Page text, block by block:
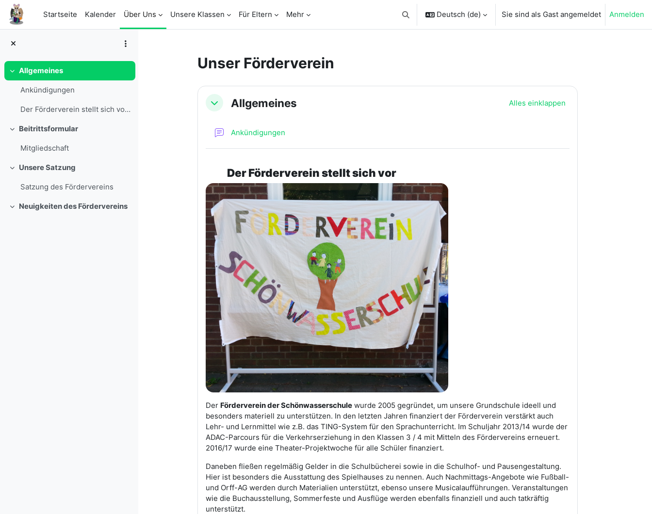
Zum Hauptinhalt
Startseite
Kalender Über Uns Unsere Klassen Für Eltern Mehr Sucheingabe umschalten
Deutsch ‎(de)‎ Sie sind als Gast angemeldet Anmelden
Einklappen
Allgemeines
Ankündigungen
Der Förderverein stellt sich vorDer Förderverein d...
Einklappen
Beitrittsformular
Mitgliedschaft
Einklappen
Unsere Satzung
Satzung des Fördervereins
Einklappen
Neuigkeiten des Fördervereins
Unser Förderverein
Abschnittsübersicht
EinklappenAllgemeines Alles einklappen
Ankündigungen
Der Förderverein stellt sich vor
Der Förderverein der Schönwasserschulewurde 2005 gegründet, um unsere Grundschule ideell und
besonders materiell zu unterstützen. In den letzten Jahren finanziert der Förderverein verstärkt auch
Lehr- und Lernmittel wie z.B. das TING-System für den Sprachunterricht. Im Schuljahr 2013/14 wurde der
ADAC-Parcours für die Verkehrserziehung in den Klassen 3 / 4 mit Mitteln des Fördervereins erneuert.
2016/17 wurde eine Theater-Projektwoche für alle Schüler finanziert.
Daneben fließen regelmäßig Gelder in die Schulbücherei sowie in die Schulhof- und Pausengestaltung.
Hier ist besonders die Ausstattung des Spielhauses zu nennen. Auch Nachmittags-Angebote wie Fußball-
und Orff-AG werden durch Materialien unterstützt, ebenso unsere Musicalaufführungen. Veranstaltungen
wie die Buchausstellung, Sommerfeste und Ausflüge werden ebenfalls finanziell und auch tatkräftig
unterstützt.